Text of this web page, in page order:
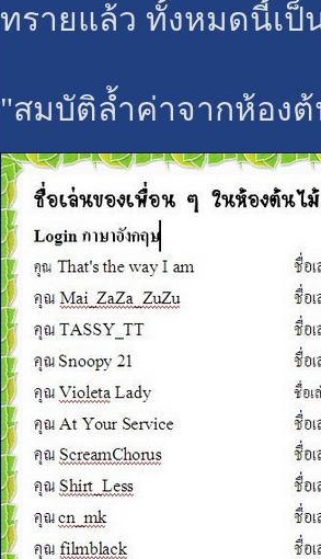
ทรายแล้ว ทั้งหมดนี้เ
"สมบัติล้ำค่าจากห้อง